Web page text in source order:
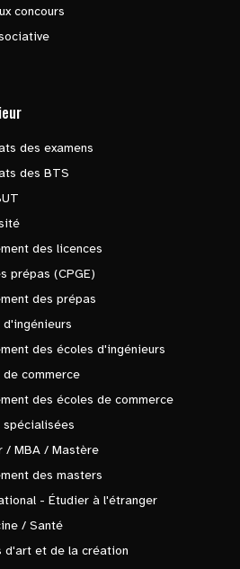
concours
des examens
des BTS
des licences
prépas (CPGE)
des prépas
d'ingénieurs
des écoles d'ingénieurs
de commerce
des écoles de commerce
spécialisées
/ MBA / Mastère
des masters
- Étudier à l'étranger
/ Santé
d'art et de la création